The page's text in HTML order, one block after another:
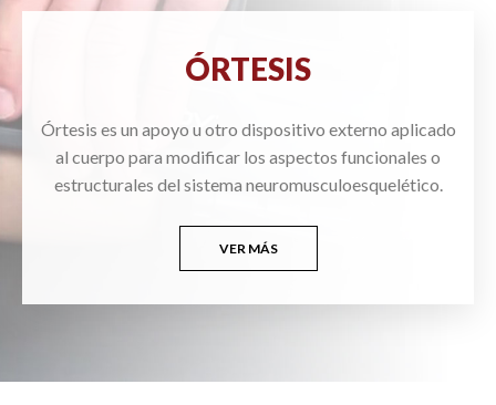
ÓRTESIS
Órtesis es un apoyo u otro dispositivo externo aplicado
al cuerpo para modificar los aspectos funcionales o
estructurales del sistema neuromusculoesquelético.
VER MÁS